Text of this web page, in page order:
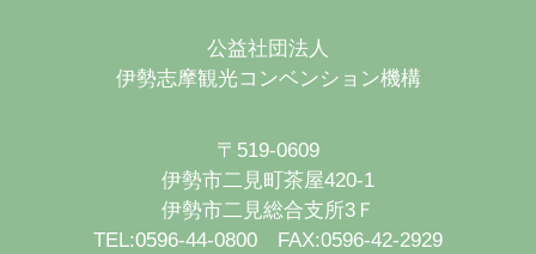
公益社団法人
伊勢志摩観光コンベンション機構
〒519-0609
伊勢市二見町茶屋420-1
伊勢市二見総合支所3Ｆ
TEL:0596-44-0800 FAX:0596-42-2929